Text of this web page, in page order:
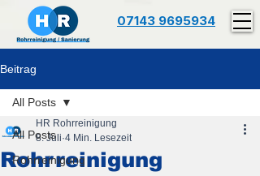
07143 9695934
Beitrag
All Posts
Rohrreinigung
All Posts
Rohrreinigung
HR Rohrreinigung
8. Juli 4 Min. Lesezeit